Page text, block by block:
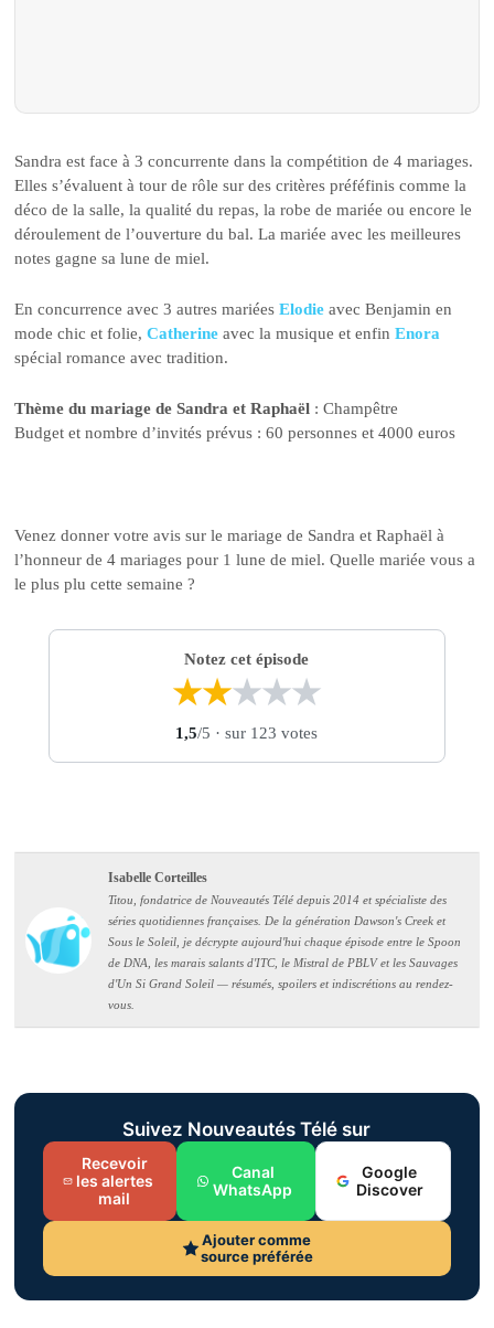
Sandra est face à 3 concurrente dans la compétition de 4 mariages.
Elles s’évaluent à tour de rôle sur des critères préféfinis comme la
déco de la salle, la qualité du repas, la robe de mariée ou encore le
déroulement de l’ouverture du bal. La mariée avec les meilleures
notes gagne sa lune de miel.
En concurrence avec 3 autres mariéesElodie avec Benjamin en
mode chic et folie,Catherine avec la musique et enfinEnora
spécial romance avec tradition.
Thème du mariage de Sandra et Raphaël : Champêtre
Budget et nombre d’invités prévus : 60 personnes et 4000 euros
Venez donner votre avis sur le mariage de Sandra et Raphaël à
l’honneur de 4 mariages pour 1 lune de miel. Quelle mariée vous a
le plus plu cette semaine ?
Notez cet épisode
★★★★★
1,5/5 · sur 123 votes
Isabelle Corteilles
Titou, fondatrice de Nouveautés Télé depuis 2014 et spécialiste des
séries quotidiennes françaises. De la génération Dawson's Creek et
Sous le Soleil, je décrypte aujourd'hui chaque épisode entre le Spoon
de DNA, les marais salants d'ITC, le Mistral de PBLV et les Sauvages
d'Un Si Grand Soleil — résumés, spoilers et indiscrétions au rendez-
vous.
Suivez Nouveautés Télé sur
Recevoir
les alertes
mail
Canal
WhatsApp
Google
Discover
Ajouter comme
source préférée